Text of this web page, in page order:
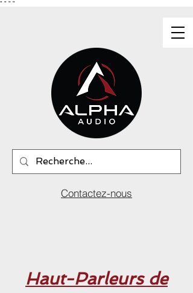
" " " "
Contactez-nous
Haut-Parleurs de